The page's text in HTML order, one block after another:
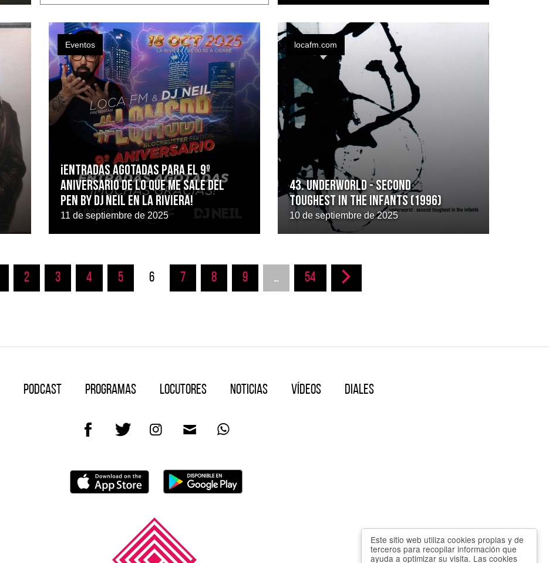
Este sitio web utiliza cookies propias y de
terceros para recopilar información que
ayuda a optimizar su visita. Las cookies
¡Entradas agotadas para el 9º
aniversario de Lo que me sale del
pen by DJ Neil en La Riviera!
11 de septiembre de 2025
Eventos
43. UNDERWORLD - SECOND
TOUGHEST IN THE INFANTS (1996)
10 de septiembre de 2025
locafm.com
2 3 4 5 6 7 8 9 … 54
Podcast Programas Locutores Noticias Vídeos Diales